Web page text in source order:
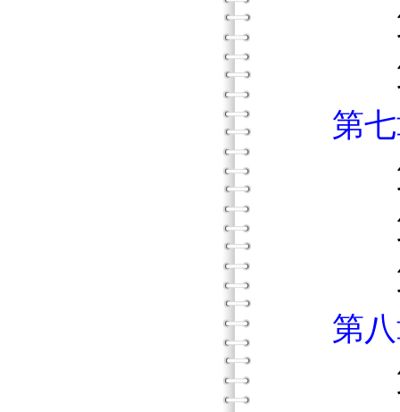
第二
第三
第
第一
第二
第三
第
第一